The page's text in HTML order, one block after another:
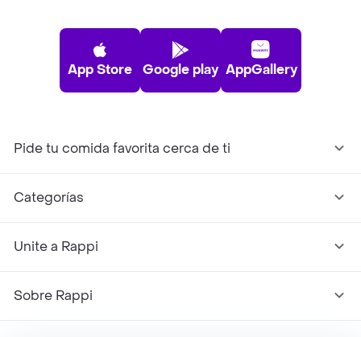
App Store Google play AppGallery
Pide tu comida favorita cerca de ti
Categorías
Unite a Rappi
Sobre Rappi